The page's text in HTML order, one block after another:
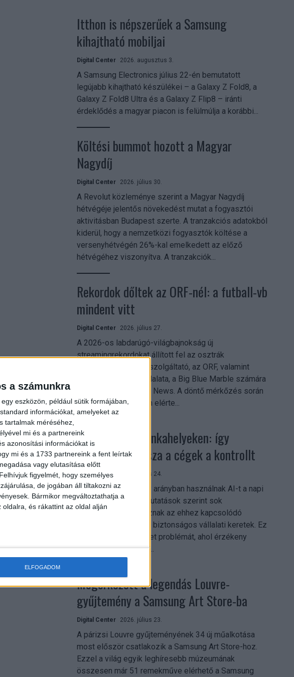
a számunkra
eszközön, például sütik formájában,
információkat, amelyeket az
tartalmak méréséhez,
mi és a partnereink
azonosítási információkat is
mi és a 1733 partnereink a fent leírtak
vagy elutasítása előtt
Felhívjuk figyelmét, hogy személyes
de jogában áll tiltakozni az
Bármikor megváltoztathatja a
és rákattint az oldal alján
ELFOGADOM
Itthon is népszerűek a Samsung
kihajtható mobiljai
Digital Center 2026. augusztus 3.
A Samsung Electronics július 22-én bemutatott
legújabb kihajtható készülékei – a Galaxy Z Fold8, a
Galaxy Z Fold8 Ultra és a Galaxy Z Flip8 – iránti
érdeklődés a magyar piacon is felülmúlja a korábbi...
Költési bummot hozott a Magyar
Nagydíj
Digital Center 2026. július 30.
A Revolut közleménye szerint a Magyar Nagydíj
hétvégéje jelentős növekedést mutat a fogyasztói
aktivitásban Budapest szerte. A tranzakciós adatokból
kiderül, hogy a nemzetközi fogyasztók költése a
versenyhétvégén 26%-kal emelkedett az előző
hétvégéhez viszonyítva. A tranzakciók...
Rekordok dőltek az ORF-nél: a futball-vb
mindent vitt
Digital Center 2026. július 27.
A 2026-os labdarúgó-világbajnokság új
streamingrekordokat állított fel az osztrák
közszolgálati műsorszolgáltató, az ORF, valamint
technológiai leányvállalata, a Big Blue Marble számára
– írja a Broadband TV News. A döntő mérkőzés során
az átlagos nézőszám elérte...
Shadow AI a munkahelyeken: így
szerezhetik vissza a cégek a kontrollt
Digital Center 2026. július 24.
A munkavállalók nagy arányban használnak AI-t a napi
munkában, ám friss kutatások szerint sok
szervezetnél hiányoznak az ehhez kapcsolódó
világos irányelvek és biztonságos vállalati keretek. Ez
különösen ott jelenthet problémát, ahol érzékeny
üzleti információkkal...
Megérkezett a legendás Louvre-
gyűjtemény a Samsung Art Store-ba
Digital Center 2026. július 23.
A párizsi Louvre gyűjteményének 34 új műalkotása
most először csatlakozik a Samsung Art Store-hoz.
Ezzel a világ egyik leghíresebb múzeumának
összesen már 51 remekműve elérhető a Samsung